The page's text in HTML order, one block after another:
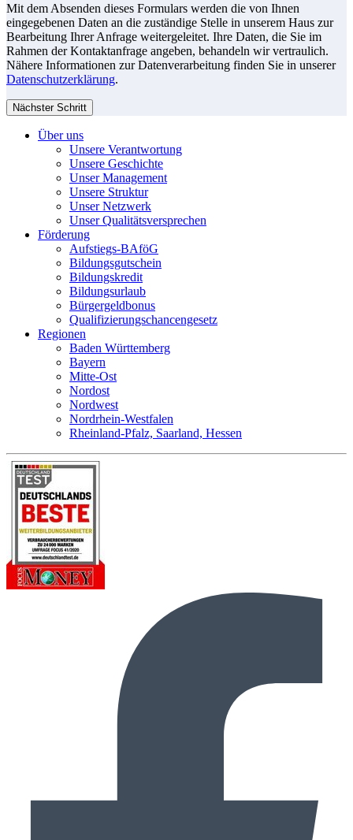
Mit dem Absenden dieses Formulars werden die von Ihnen
eingegebenen Daten an die zuständige Stelle in unserem Haus zur
Bearbeitung Ihrer Anfrage weitergeleitet. Ihre Daten, die Sie im
Rahmen der Kontaktanfrage angeben, behandeln wir vertraulich.
Nähere Informationen zur Datenverarbeitung finden Sie in unserer
Datenschutzerklärung.
Nächster Schritt
Über uns
Unsere Verantwortung
Unsere Geschichte
Unser Management
Unsere Struktur
Unser Netzwerk
Unser Qualitätsversprechen
Förderung
Aufstiegs-BAföG
Bildungsgutschein
Bildungskredit
Bildungsurlaub
Bürgergeldbonus
Qualifizierungschancengesetz
Regionen
Baden Württemberg
Bayern
Mitte-Ost
Nordost
Nordwest
Nordrhein-Westfalen
Rheinland-Pfalz, Saarland, Hessen